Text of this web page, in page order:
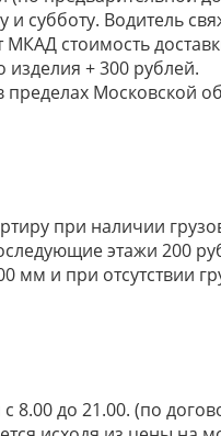
и субботу. Водитель
стоимость
+ 300 рублей.
Московской
при наличии
этажи 200
и при отсутствии
8.00 до 21.00. (по